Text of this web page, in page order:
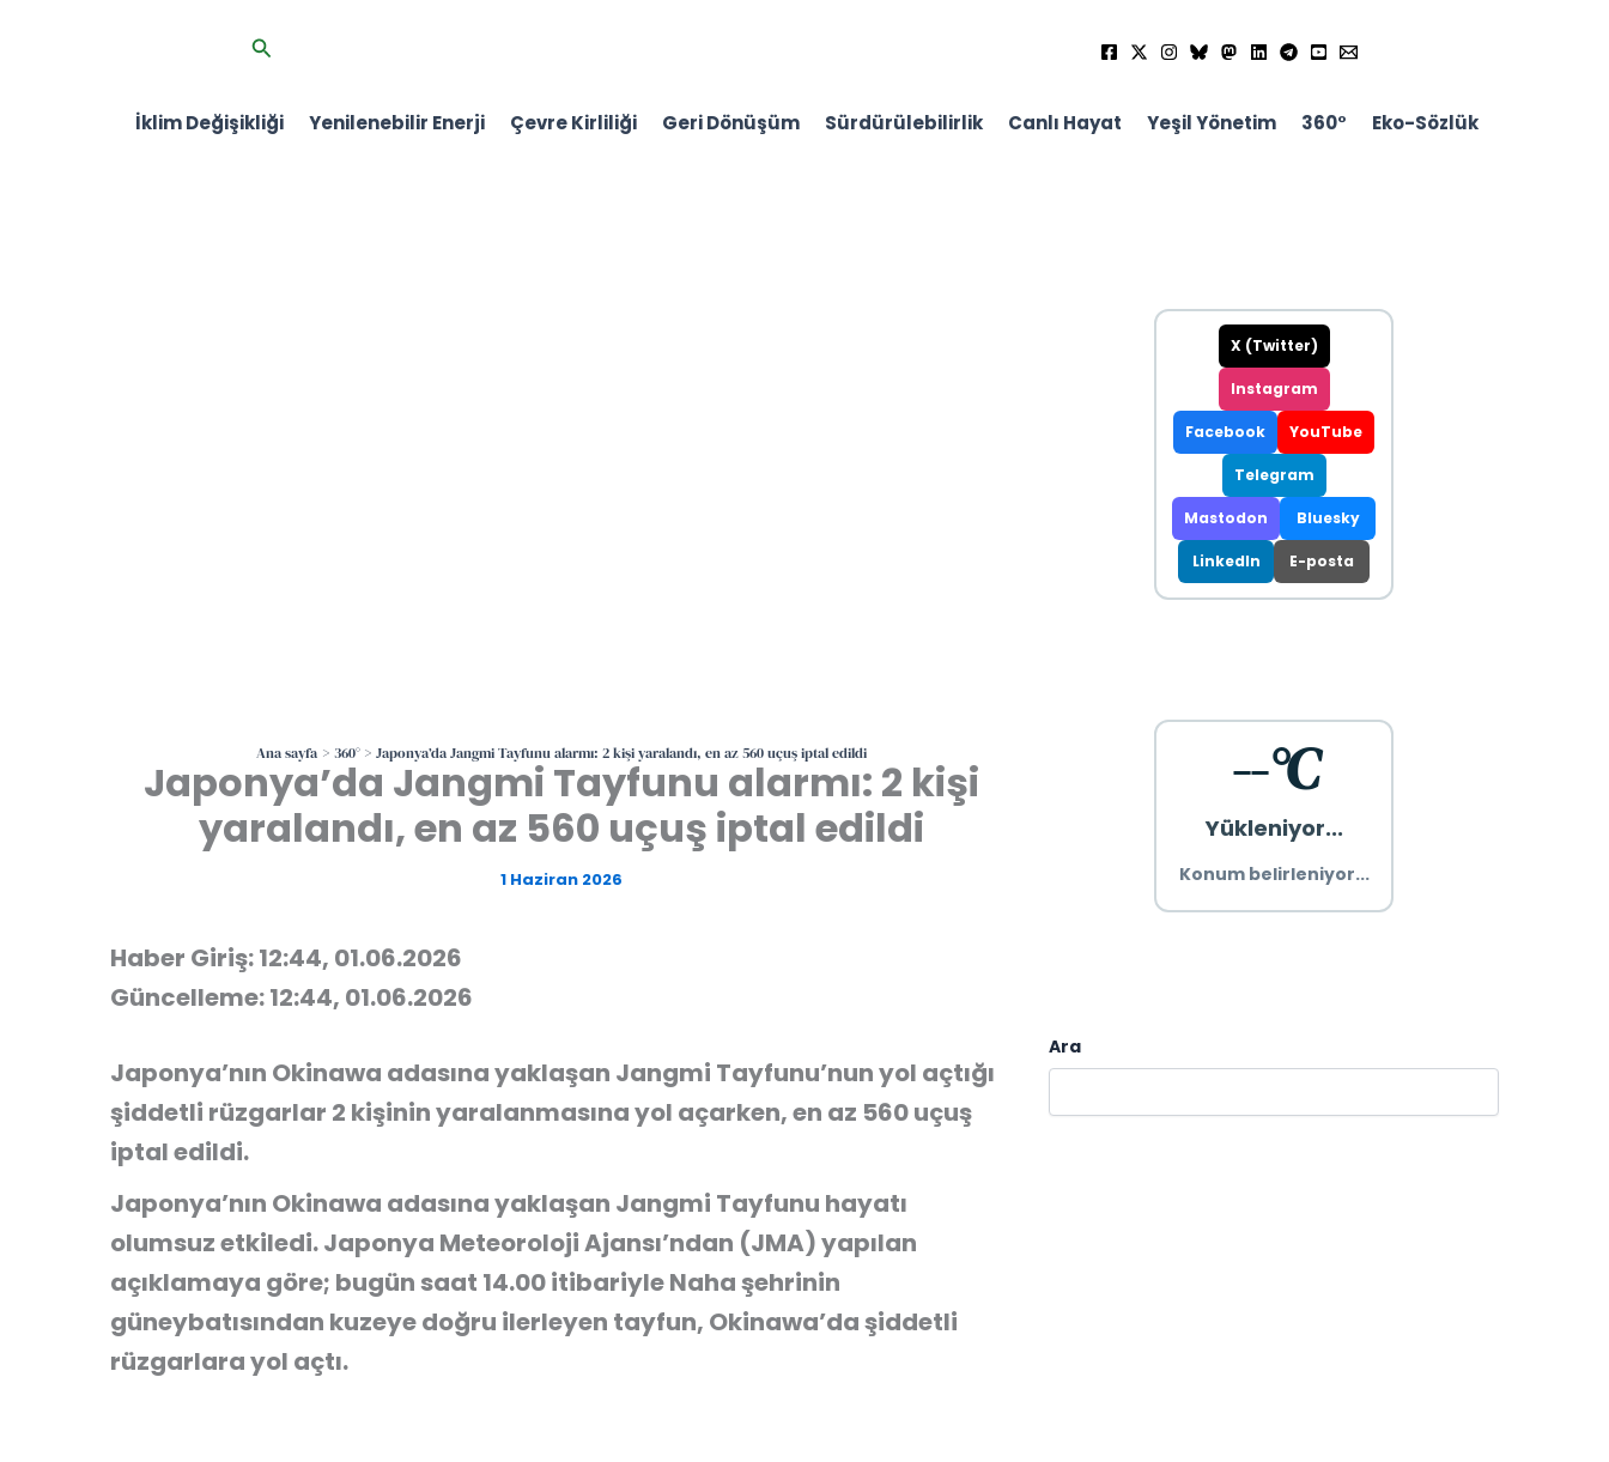
Arama
İklim Değişikliği Yenilenebilir Enerji Çevre Kirliliği Geri Dönüşüm Sürdürülebilirlik Canlı Hayat Yeşil Yönetim 360° Eko-Sözlük
Ana sayfa 360° Japonya’da Jangmi Tayfunu alarmı: 2 kişi yaralandı, en az 560 uçuş iptal edildi
Japonya’da Jangmi Tayfunu alarmı: 2 kişi
yaralandı, en az 560 uçuş iptal edildi
1 Haziran 2026
Haber Giriş: 12:44, 01.06.2026
Güncelleme: 12:44, 01.06.2026
Japonya’nın Okinawa adasına yaklaşan Jangmi Tayfunu’nun yol açtığı
şiddetli rüzgarlar 2 kişinin yaralanmasına yol açarken, en az 560 uçuş
iptal edildi.
Japonya’nın Okinawa adasına yaklaşan Jangmi Tayfunu hayatı
olumsuz etkiledi. Japonya Meteoroloji Ajansı’ndan (JMA) yapılan
açıklamaya göre; bugün saat 14.00 itibariyle Naha şehrinin
güneybatısından kuzeye doğru ilerleyen tayfun, Okinawa’da şiddetli
rüzgarlara yol açtı.
X (Twitter)
Instagram
Facebook YouTube
Telegram
Mastodon Bluesky
LinkedIn E-posta
--°C
Yükleniyor...
Konum belirleniyor...
Ara